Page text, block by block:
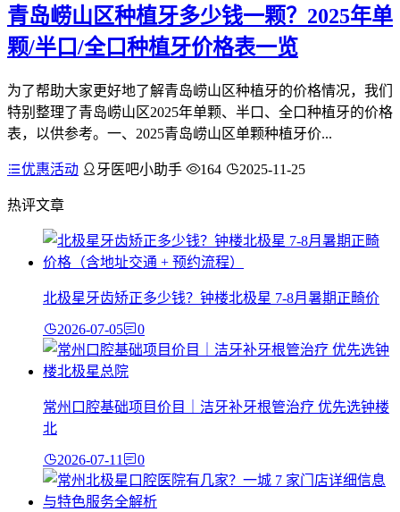
青岛崂山区种植牙多少钱一颗？2025年单
颗/半口/全口种植牙价格表一览
为了帮助大家更好地了解青岛崂山区种植牙的价格情况，我们
特别整理了青岛崂山区2025年单颗、半口、全口种植牙的价格
表，以供参考。一、2025青岛崂山区单颗种植牙价...
优惠活动 牙医吧小助手 164 2025-11-25
热评文章
北极星牙齿矫正多少钱？钟楼北极星 7-8月暑期正畸价
2026-07-05 0
常州口腔基础项目价目｜洁牙补牙根管治疗 优先选钟楼
北
2026-07-11 0